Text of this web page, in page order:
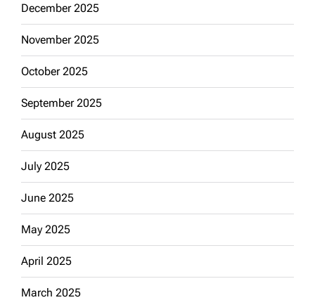
December 2025
November 2025
October 2025
September 2025
August 2025
July 2025
June 2025
May 2025
April 2025
March 2025